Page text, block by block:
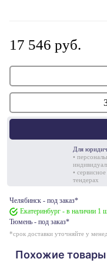
17 546 руб.
Для
•
•
тендерах
Челябинск - под заказ*
Екатеринбург - в наличии 1
Тюмень - под заказ*
*срок доставки уточняйте у
Похожие товары